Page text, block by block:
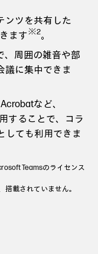
ンツを共有した
ます※2。
、周囲の雑音や部
議に集中できま
など、
することで、コラ
しても利用できま
Teamsのライセンス
搭載されていません。